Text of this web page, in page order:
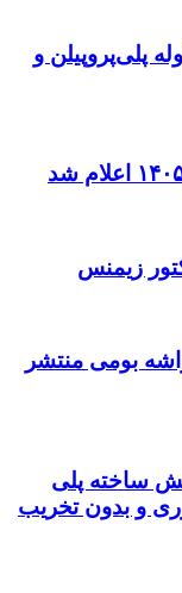
پلی‌پروپیلن و
زیمنس
بومی منتشر
ساخته پلی
و بدون تخریب